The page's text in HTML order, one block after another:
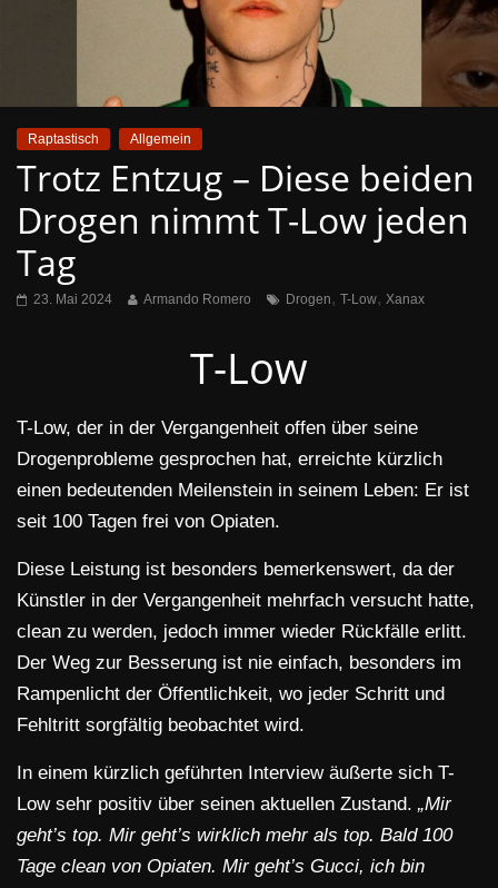
Raptastisch Allgemein
Trotz Entzug – Diese beiden
Drogen nimmt T-Low jeden
Tag
23. Mai 2024 Armando Romero Drogen, T-Low, Xanax
T-Low
T-Low, der in der Vergangenheit offen über seine
Drogenprobleme gesprochen hat, erreichte kürzlich
einen bedeutenden Meilenstein in seinem Leben: Er ist
seit 100 Tagen frei von Opiaten.
Diese Leistung ist besonders bemerkenswert, da der
Künstler in der Vergangenheit mehrfach versucht hatte,
clean zu werden, jedoch immer wieder Rückfälle erlitt.
Der Weg zur Besserung ist nie einfach, besonders im
Rampenlicht der Öffentlichkeit, wo jeder Schritt und
Fehltritt sorgfältig beobachtet wird.
In einem kürzlich geführten Interview äußerte sich T-
Low sehr positiv über seinen aktuellen Zustand. „Mir
geht’s top. Mir geht’s wirklich mehr als top. Bald 100
Tage clean von Opiaten. Mir geht’s Gucci, ich bin